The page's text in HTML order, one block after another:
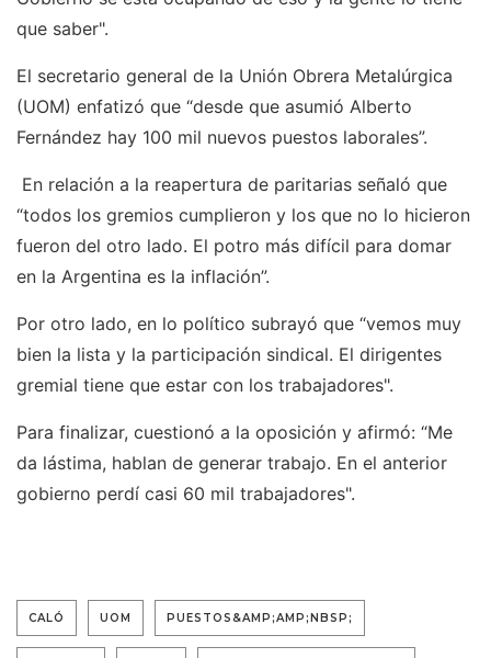
que saber".
El secretario general de la Unión Obrera Metalúrgica
(UOM) enfatizó que “desde que asumió Alberto
Fernández hay 100 mil nuevos puestos laborales”.
En relación a la reapertura de paritarias señaló que
“todos los gremios cumplieron y los que no lo hicieron
fueron del otro lado. El potro más difícil para domar
en la Argentina es la inflación”.
Por otro lado, en lo político subrayó que “vemos muy
bien la lista y la participación sindical. El dirigentes
gremial tiene que estar con los trabajadores".
Para finalizar, cuestionó a la oposición y afirmó: “Me
da lástima, hablan de generar trabajo. En el anterior
gobierno perdí casi 60 mil trabajadores".
CALÓ UOM PUESTOS&AMP;AMP;NBSP;